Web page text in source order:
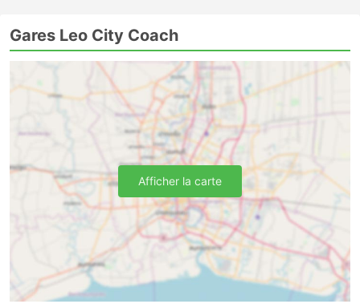
Gares Leo City Coach
Afficher la carte